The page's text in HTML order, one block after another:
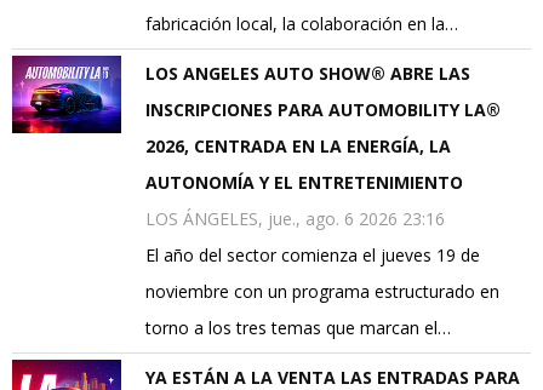
fabricación local, la colaboración en la…
LOS ANGELES AUTO SHOW® ABRE LAS
INSCRIPCIONES PARA AUTOMOBILITY LA®
2026, CENTRADA EN LA ENERGÍA, LA
AUTONOMÍA Y EL ENTRETENIMIENTO
LOS ÁNGELES, jue., ago. 6 2026 23:16
El año del sector comienza el jueves 19 de
noviembre con un programa estructurado en
torno a los tres temas que marcan el…
YA ESTÁN A LA VENTA LAS ENTRADAS PARA